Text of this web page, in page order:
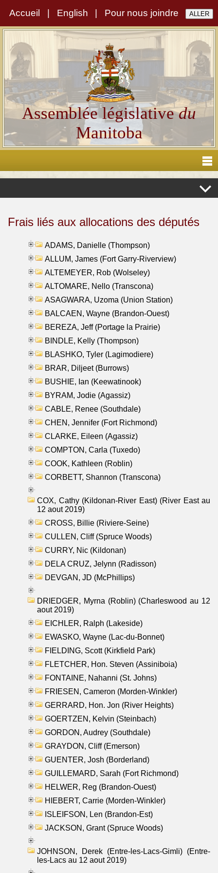
Accueil English Pour nous joindre
Assemblée législativedu
Manitoba
Frais liés aux allocations des députés
ADAMS, Danielle (Thompson)
ALLUM, James (Fort Garry-Riverview)
ALTEMEYER, Rob (Wolseley)
ALTOMARE, Nello (Transcona)
ASAGWARA, Uzoma (Union Station)
BALCAEN, Wayne (Brandon-Ouest)
BEREZA, Jeff (Portage la Prairie)
BINDLE, Kelly (Thompson)
BLASHKO, Tyler (Lagimodiere)
BRAR, Diljeet (Burrows)
BUSHIE, Ian (Keewatinook)
BYRAM, Jodie (Agassiz)
CABLE, Renee (Southdale)
CHEN, Jennifer (Fort Richmond)
CLARKE, Eileen (Agassiz)
COMPTON, Carla (Tuxedo)
COOK, Kathleen (Roblin)
CORBETT, Shannon (Transcona)
COX, Cathy (Kildonan-River East) (River East au
12 aout 2019)
CROSS, Billie (Riviere-Seine)
CULLEN, Cliff (Spruce Woods)
CURRY, Nic (Kildonan)
DELA CRUZ, Jelynn (Radisson)
DEVGAN, JD (McPhillips)
DRIEDGER, Myrna (Roblin) (Charleswood au 12
aout 2019)
EICHLER, Ralph (Lakeside)
EWASKO, Wayne (Lac-du-Bonnet)
FIELDING, Scott (Kirkfield Park)
FLETCHER, Hon. Steven (Assiniboia)
FONTAINE, Nahanni (St. Johns)
FRIESEN, Cameron (Morden-Winkler)
GERRARD, Hon. Jon (River Heights)
GOERTZEN, Kelvin (Steinbach)
GORDON, Audrey (Southdale)
GRAYDON, Cliff (Emerson)
GUENTER, Josh (Borderland)
GUILLEMARD, Sarah (Fort Richmond)
HELWER, Reg (Brandon-Ouest)
HIEBERT, Carrie (Morden-Winkler)
ISLEIFSON, Len (Brandon-Est)
JACKSON, Grant (Spruce Woods)
JOHNSON, Derek (Entre-les-Lacs-Gimli) (Entre-
les-Lacs au 12 aout 2019)